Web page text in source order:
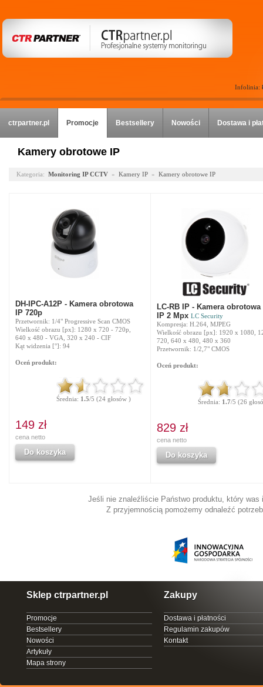
Infolinia:
ctrpartner.pl Promocje Bestsellery Nowości Dostawa i
Kamery obrotowe IP
Kategoria: Monitoring IP CCTV » Kamery IP » Kamery obrotowe IP
DH-IPC-A12P - Kamera obrotowa
IP 720p
Przetwornik: 1/4" Progressive Scan CMOS
Wielkość obrazu [px]: 1280 x 720 - 720p,
640 x 480 - VGA, 320 x 240 - CIF
Kąt widzenia [°]: 94
Oceń produkt:
Średnia: 1.5/5 (24 głosów )
149 zł
cena netto
Do koszyka
LC-RB IP - Kamera
IP 2 Mpx LC Security
Kompresja: H.264, MJPEG
Wielkość obrazu [px]: 1920 x 1080,
720, 640 x 480, 480 x 360
Przetwornik: 1/2,7" CMOS
Oceń produkt:
Średnia: 1.7/5 (26
829 zł
cena netto
Do koszyka
Jeśli nie znaleźliście Państwo produktu, który
Z przyjemnością pomożemy odnaleźć
Sklep ctrpartner.pl
Promocje
Bestsellery
Nowości
Artykuły
Mapa strony
Zakupy
Dostawa i płatności
Regulamin zakupów
Kontakt